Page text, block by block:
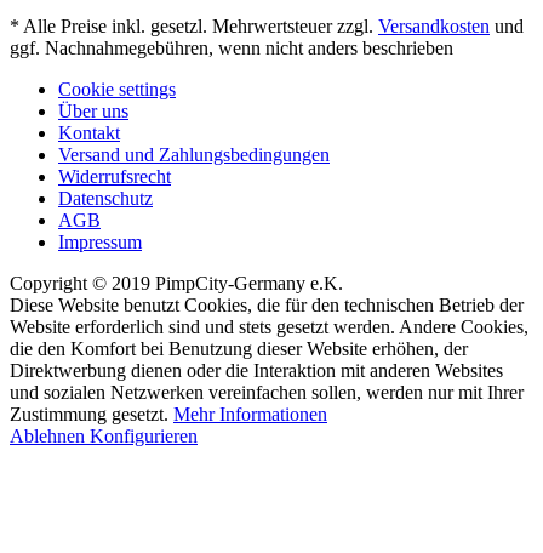
* Alle Preise inkl. gesetzl. Mehrwertsteuer zzgl. Versandkosten und
ggf. Nachnahmegebühren, wenn nicht anders beschrieben
Cookie settings
Über uns
Kontakt
Versand und Zahlungsbedingungen
Widerrufsrecht
Datenschutz
AGB
Impressum
Copyright © 2019 PimpCity-Germany e.K.
Diese Website benutzt Cookies, die für den technischen Betrieb der
Website erforderlich sind und stets gesetzt werden. Andere Cookies,
die den Komfort bei Benutzung dieser Website erhöhen, der
Direktwerbung dienen oder die Interaktion mit anderen Websites
und sozialen Netzwerken vereinfachen sollen, werden nur mit Ihrer
Zustimmung gesetzt. Mehr Informationen
Ablehnen Konfigurieren